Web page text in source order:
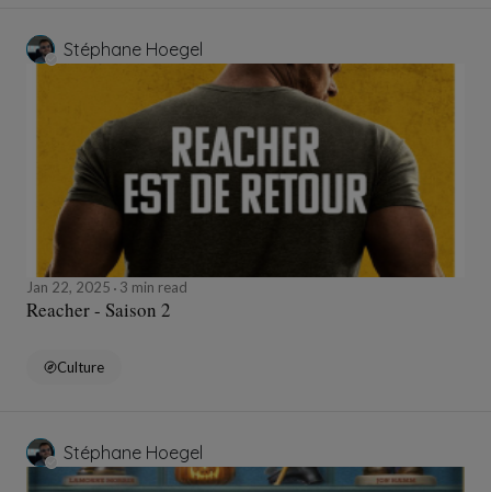
Stéphane Hoegel
Jan 22, 2025 3 min read
Reacher - Saison 2
Culture
Stéphane Hoegel